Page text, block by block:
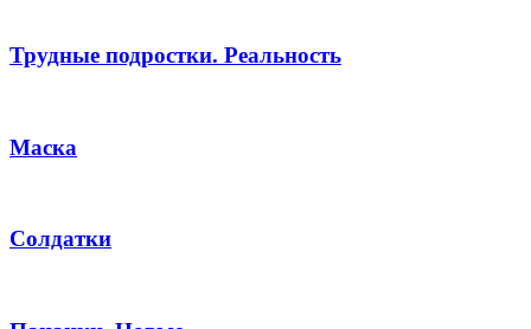
Трудные подростки. Реальность
Маска
Солдатки